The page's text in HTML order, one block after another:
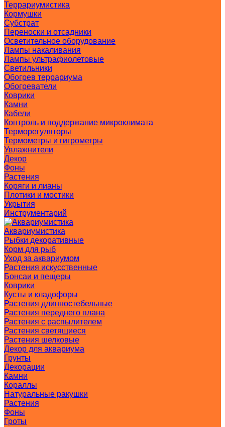
Террариумистика
Кормушки
Субстрат
Переноски и отсадники
Осветительное оборудование
Лампы накаливания
Лампы ультрафиолетовые
Светильники
Обогрев террариума
Обогреватели
Коврики
Камни
Кабели
Контроль и поддержание микроклимата
Терморегуляторы
Термометры и гигрометры
Увлажнители
Декор
Фоны
Растения
Коряги и лианы
Плотики и мостики
Укрытия
Инструментарий
Аквариумистика
Рыбки декоративные
Корм для рыб
Уход за аквариумом
Растения искусственные
Бонсаи и пещеры
Коврики
Кусты и кладофоры
Растения длинностебельные
Растения переднего плана
Растения с распылителем
Растения светящиеся
Растения шелковые
Декор для аквариума
Грунты
Декорации
Камни
Кораллы
Натуральные ракушки
Растения
Фоны
Гроты